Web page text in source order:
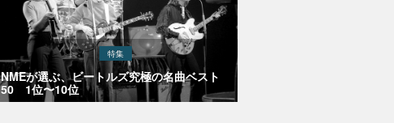
特集
NMEが選ぶ、ビートルズ究極の名曲ベスト
50 1位〜10位